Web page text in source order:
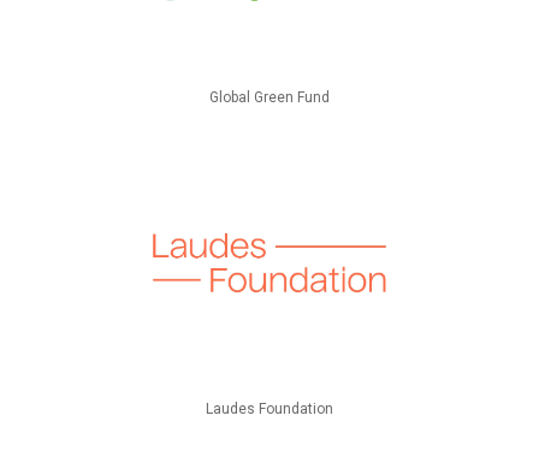
Global Green Fund
Laudes Foundation